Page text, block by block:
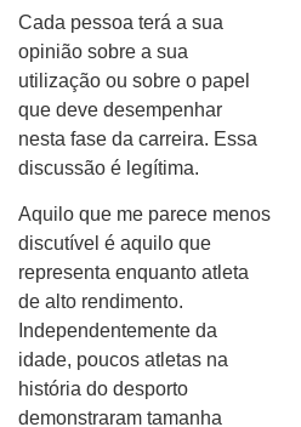
Cada pessoa terá a sua
opinião sobre a sua
utilização ou sobre o papel
que deve desempenhar
nesta fase da carreira. Essa
discussão é legítima.
Aquilo que me parece menos
discutível é aquilo que
representa enquanto atleta
de alto rendimento.
Independentemente da
idade, poucos atletas na
história do desporto
demonstraram tamanha